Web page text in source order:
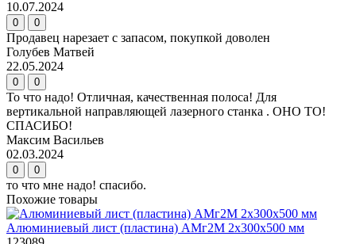
10.07.2024
0 0
Продавец нарезает с запасом, покупкой доволен
Голубев Матвей
22.05.2024
0 0
То что надо! Отличная, качественная полоса! Для
вертикальной направляющей лазерного станка . ОНО ТО!
СПАСИБО!
Максим Васильев
02.03.2024
0 0
то что мне надо! спасибо.
Похожие товары
Алюминиевый лист (пластина) АМг2М 2х300х500 мм